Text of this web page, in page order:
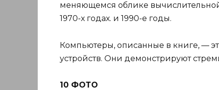
меняющемся облике
1970-х годах. и 1990-е годы.
Компьютеры, описанные в книге, —
устройств. Они демонстрируют
10 ФОТО